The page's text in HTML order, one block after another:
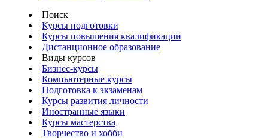
Поиск
Курсы подготовки
Курсы повышения квалификации
Дистанционное образование
Виды курсов
Бизнес-курсы
Компьютерные курсы
Подготовка к экзаменам
Курсы развития личности
Иностранные языки
Курсы мастерства
Творчество и хобби